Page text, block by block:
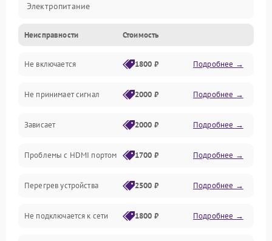
Электропитание
Интерфейсы
Программное обеспечение
ПО
Оптика
Механические повреждения
Управление
Неисправности Стоимость
Не включается 1800 ₽ Подробнее →
Не принимает сигнал 2000 ₽ Подробнее →
Зависает 2000 ₽ Подробнее →
Проблемы с HDMI портом 1700 ₽ Подробнее →
Перегрев устройства 2500 ₽ Подробнее →
Не подключается к сети 1800 ₽ Подробнее →